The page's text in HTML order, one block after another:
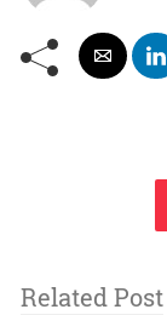
Related Post